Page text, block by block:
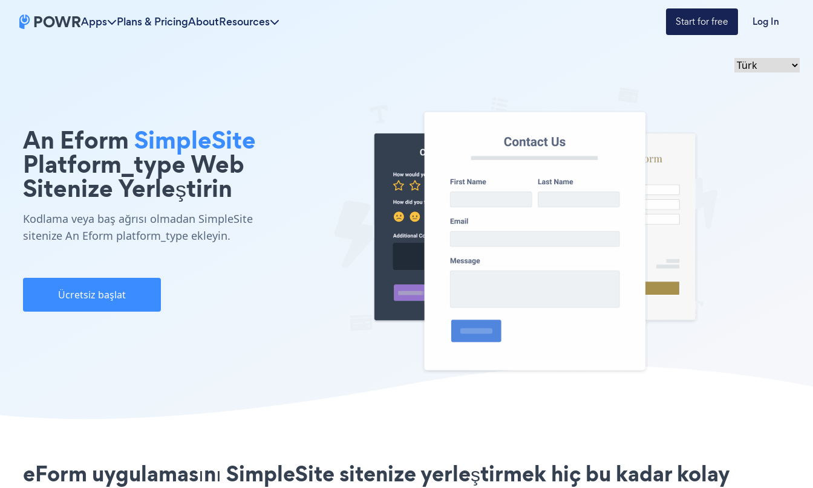
Apps Plans & PricingAboutResources Start for free Log In
An Eform SimpleSite
Platform_type Web
Sitenize Yerleştirin
Kodlama veya baş ağrısı olmadan SimpleSite
sitenize An Eform platform_type ekleyin.
Ücretsiz başlat
eForm uygulamasını SimpleSite sitenize yerleştirmek hiç bu kadar kolay